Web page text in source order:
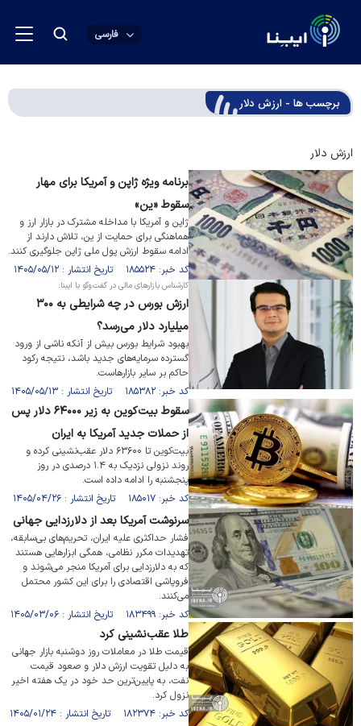
فارسی
برچسب ها - ارزش دلار
ارزش دلار
برنامه ویژه ژاپن و آمریکا برای مهار
سقوط «ین»
ژاپن و آمریکا با مداخله مشترک در بازار ارز و
هماهنگی برای حمایت از ین، تلاش دارند از
ادامه سقوط ارزش پول ملی ژاپن جلوگیری کنند.
کد خبر: ۱۸۵۵۲۴ تاریخ انتشار : ۱۴۰۵/۰۵/۱۲
کارشناس بازار‌های مالی در گفت‌و‌گو با ایبنا:
ارزش بورس در چه شرایطی به ۳۰۰
میلیارد دلار می‌رسد؟
بهبود شرایط بورس بیش از آنکه ناشی از ورود
گسترده سرمایه‌های جدید باشد، نتیجه رکود
حاکم بر سایر بازارهاست.
کد خبر: ۱۸۵۳۸۲ تاریخ انتشار : ۱۴۰۵/۰۵/۱۳
سقوط بیت‌کوین به زیر ۶۴۰۰۰ دلار پس
از حملات جدید آمریکا به ایران
بیت‌کوین تا ۶۳۶۰۰ دلار عقب‌نشینی کرده و
روند نزولی نزدیک به ۱.۴ درصدی در روز
پنجشنبه را ادامه داده است.
کد خبر: ۱۸۵۰۱۷ تاریخ انتشار : ۱۴۰۵/۰۴/۲۶
سرنوشت آمریکا بعد از دلارزدایی جهانی
فشار حداکثری علیه ایران، تحریم‌های بی‌سابقه،
تهدیدات مکرر نظامی، همگی ابزار‌هایی هستند
که به دلارزدایی برای آمریکا منجر می‌شوند و
فروپاشی اقتصادی را برای این کشور محتمل
می‌کنند.
کد خبر: ۱۸۳۴۹۹ تاریخ انتشار : ۱۴۰۵/۰۳/۰۶
طلا عقب‌نشینی کرد
قیمت طلا در معاملات روز دوشنبه بازار جهانی
به دلیل تقویت ارزش دلار و صعود قیمت
نفت، به پایین‌ترین حد خود در یک هفته اخیر
نزول کرد.
کد خبر: ۱۸۲۳۷۴ تاریخ انتشار : ۱۴۰۵/۰۱/۲۴